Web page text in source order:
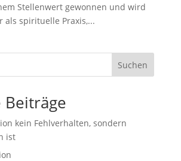
Stellenwert gewonnen und wird
als spirituelle Praxis,...
Suchen
Beiträge
kein Fehlverhalten, sondern
ist